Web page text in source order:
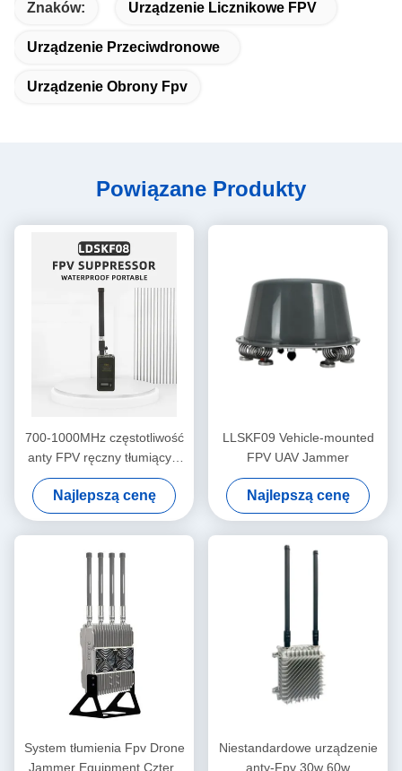
Znaków: Urządzenie Licznikowe FPV
Urządzenie Przeciwdronowe
Urządzenie Obrony Fpv
Powiązane Produkty
700-1000MHz częstotliwość
anty FPV ręczny tłumiący z
wysokim zyskiem IP68
wodoodporny
Najlepszą cenę
LLSKF09 Vehicle-mounted
FPV UAV Jammer
Najlepszą cenę
System tłumienia Fpv Drone
Jammer Equipment Cztery
Niestandardowe urządzenie
anty-Fpv 30w 60w